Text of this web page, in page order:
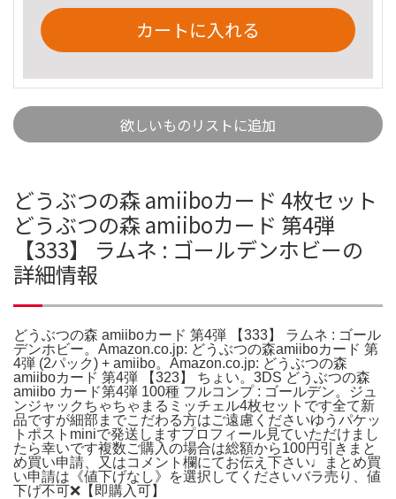
カートに入れる
欲しいものリストに追加
どうぶつの森 amiiboカード 4枚セット
どうぶつの森 amiiboカード 第4弾
【333】 ラムネ : ゴールデンホビーの
詳細情報
どうぶつの森 amiiboカード 第4弾 【333】 ラムネ : ゴール
デンホビー。Amazon.co.jp: どうぶつの森amiiboカード 第
4弾 (2パック) + amiibo。Amazon.co.jp: どうぶつの森
amiiboカード 第4弾 【323】 ちょい。3DS どうぶつの森
amiibo カード第4弾 100種 フルコンプ : ゴールデン。ジュ
ンジャックちゃちゃまるミッチェル4枚セットです全て新
品ですが細部までこだわる方はご遠慮くださいゆうパケッ
トポストminiで発送しますプロフィール見ていただけまし
たら幸いです複数ご購入の場合は総額から100円引きまと
め買い申請、又はコメント欄にてお伝え下さい♩まとめ買
い申請は《値下げなし》を選択してくださいバラ売り、値
下げ不可❌【即購入可】